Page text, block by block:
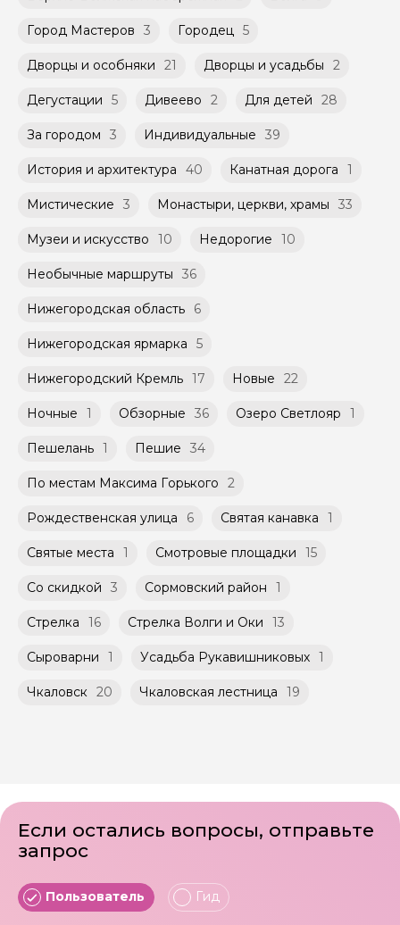
Способы оплаты на сайте: Картой
российского банка можно оплатить любую
экскурсию.
Город Мастеров 3 Городец 5
Дворцы и особняки 21 Дворцы и усадьбы 2
Дегустации 5 Дивеево 2 Для детей 28
За городом 3 Индивидуальные 39
История и архитектура 40 Канатная дорога 1
Мистические 3 Монастыри, церкви, храмы 33
Музеи и искусство 10 Недорогие 10
Необычные маршруты 36
Нижегородская область 6
Нижегородская ярмарка 5
Нижегородский Кремль 17 Новые 22
Ночные 1 Обзорные 36 Озеро Светлояр 1
Пешелань 1 Пешие 34
По местам Максима Горького 2
Рождественская улица 6 Святая канавка 1
Святые места 1 Смотровые площадки 15
Со скидкой 3 Сормовский район 1
Стрелка 16 Стрелка Волги и Оки 13
Сыроварни 1 Усадьба Рукавишниковых 1
Чкаловск 20 Чкаловская лестница 19
Если остались вопросы, отправьте
запрос
Пользователь Гид